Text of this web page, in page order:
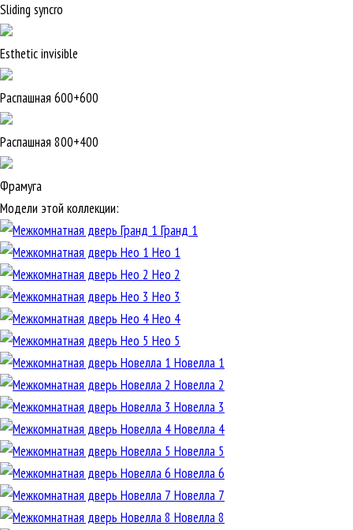
Sliding syncro
Esthetic invisible
Распашная 600+600
Распашная 800+400
Фрамуга
Модели этой коллекции:
Гранд 1
Нео 1
Нео 2
Нео 3
Нео 4
Нео 5
Новелла 1
Новелла 2
Новелла 3
Новелла 4
Новелла 5
Новелла 6
Новелла 7
Новелла 8